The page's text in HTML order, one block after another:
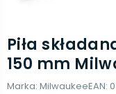
Piła
150 mm
Marka: MilwaukeeEAN: